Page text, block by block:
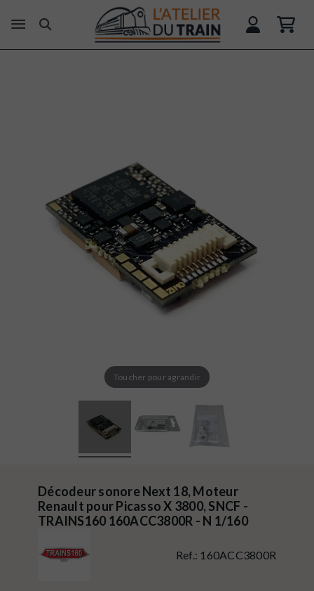
Toucher pour agrandir
Décodeur sonore Next 18, Moteur
Renault pour Picasso X 3800, SNCF -
TRAINS160 160ACC3800R - N 1/160
Ref.: 160ACC3800R